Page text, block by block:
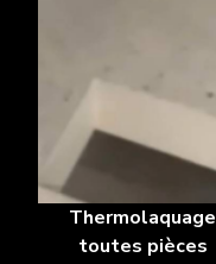
Thermolaquage
toutes pièces